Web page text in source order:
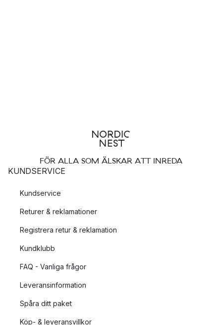
FÖR ALLA SOM ÄLSKAR ATT INREDA
KUNDSERVICE
Kundservice
Returer & reklamationer
Registrera retur & reklamation
Kundklubb
FAQ - Vanliga frågor
Leveransinformation
Spåra ditt paket
Köp- & leveransvillkor